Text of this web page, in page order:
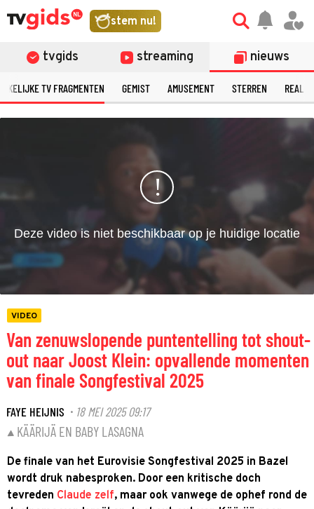
stem nu!
tvgids streaming nieuws
TV FRAGMENTEN GEMIST AMUSEMENT STERREN
©
VIDEO
Van zenuwslopende puntentelling tot shout-
out naar Joost Klein: opvallende momenten
van finale Songfestival 2025
FAYE HEIJNIS · 18 MEI 2025 09:17
KÄÄRIJÄ EN BABY LASAGNA
De finale van het Eurovisie Songfestival 2025 in Bazel
wordt druk nabesproken. Door een kritische doch
tevreden Claude zelf, maar ook vanwege de ophef rond de